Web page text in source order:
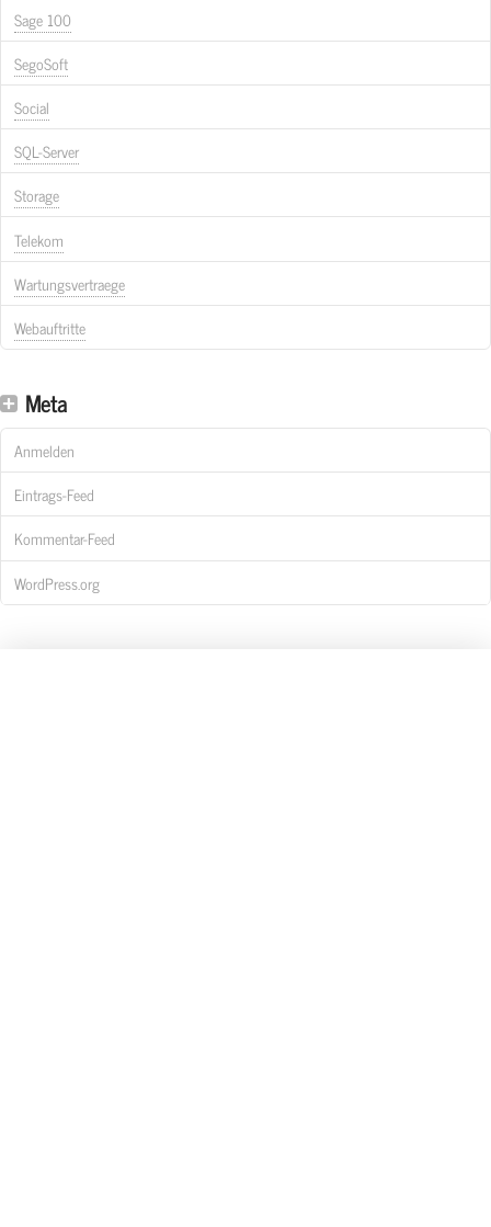
Sage 100
SegoSoft
Social
SQL-Server
Storage
Telekom
Wartungsvertraege
Webauftritte
Meta
Anmelden
Eintrags-Feed
Kommentar-Feed
WordPress.org